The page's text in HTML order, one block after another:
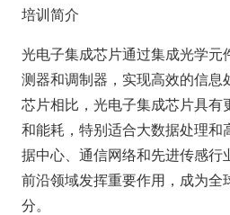
培训简介
光电子集成芯片通过集成光学元
测器和调制器，实现高效的信息
芯片相比，光电子集成芯片具有
和能耗，特别适合大数据处理和
据中心、通信网络和先进传感行
前沿领域发挥重要作用，成为全
分。